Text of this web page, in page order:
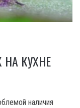
КУХНЕ
наличия